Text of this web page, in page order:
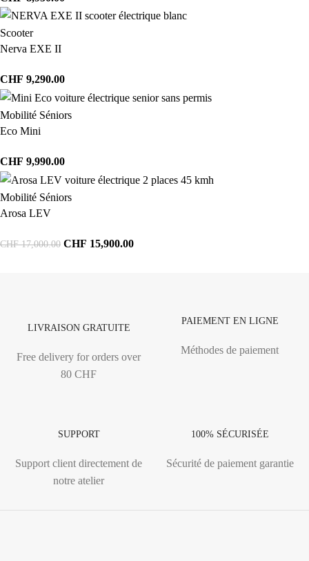
Scooter
Nerva EXE II
CHF 9,290.00
Mobilité Séniors
Eco Mini
CHF 9,990.00
Mobilité Séniors
Arosa LEV
CHF17,000.00 CHF 15,900.00
LIVRAISON GRATUITE
Free delivery for orders over
80 CHF
PAIEMENT EN LIGNE
Méthodes de paiement
SUPPORT
Support client directement de
notre atelier
100% SÉCURISÉE
Sécurité de paiement garantie